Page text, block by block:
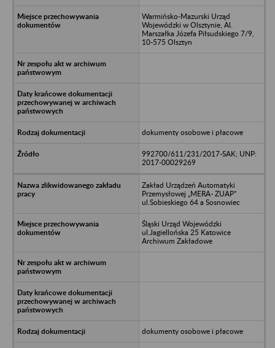
Warmińsko-Mazurski Urząd
Wojewódzki w Olsztynie, Al.
Marszałka Józefa Piłsudskiego 7/9,
10-575 Olsztyn
dokumenty osobowe i płacowe
992700/611/231/2017-SAK; UNP:
2017-00029269
Zakład Urządzeń Automatyki
Przemysłowej „MERA- ZUAP”
ul.Sobieskiego 64 a Sosnowiec
Śląski Urząd Wojewódzki
ul.Jagiellońska 25 Katowice
Archiwum Zakładowe
dokumenty osobowe i płacowe